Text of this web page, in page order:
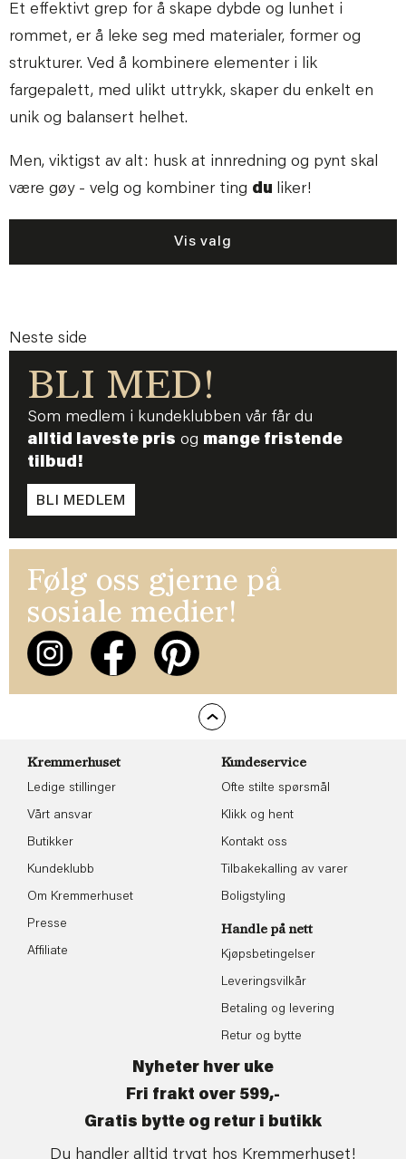
Et effektivt grep for å skape dybde og lunhet i
rommet, er å leke seg med materialer, former og
strukturer. Ved å kombinere elementer i lik
fargepalett, med ulikt uttrykk, skaper du enkelt en
unik og balansert helhet.
Men, viktigst av alt: husk at innredning og pynt skal
være gøy - velg og kombiner ting du liker!
Vis valg
Neste side
BLI MED!
Som medlem i kundeklubben vår får du
alltid laveste pris og mange fristende
tilbud!
BLI MEDLEM
Følg oss gjerne på
sosiale medier!
Kremmerhuset
Ledige stillinger
Vårt ansvar
Butikker
Kundeklubb
Om Kremmerhuset
Presse
Affiliate
Kundeservice
Ofte stilte spørsmål
Klikk og hent
Kontakt oss
Tilbakekalling av varer
Boligstyling
Handle på nett
Kjøpsbetingelser
Leveringsvilkår
Betaling og levering
Retur og bytte
Nyheter hver uke
Fri frakt over 599,-
Gratis bytte og retur i butikk